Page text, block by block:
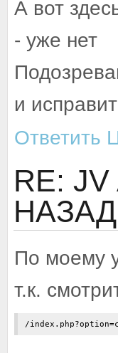
А вот
- уже нет
и
Ответить
RE:
НАЗАД
По моему
т.к.
/